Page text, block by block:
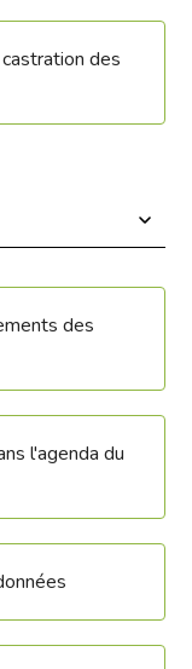
des
des
l'agenda du